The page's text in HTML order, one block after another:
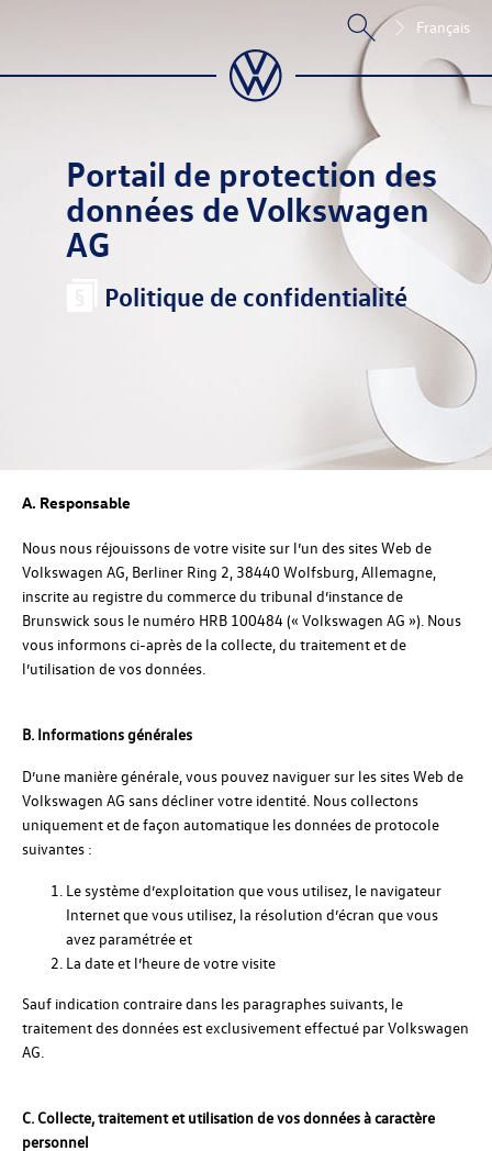
Français
Portail de protection des
données de Volkswagen
AG
Politique de confidentialité
A. Responsable
Nous nous réjouissons de votre visite sur l’un des sites Web de
Volkswagen AG, Berliner Ring 2, 38440 Wolfsburg, Allemagne,
inscrite au registre du commerce du tribunal d’instance de
Brunswick sous le numéro HRB 100484 (« Volkswagen AG »). Nous
vous informons ci-après de la collecte, du traitement et de
l’utilisation de vos données.
B. Informations générales
D’une manière générale, vous pouvez naviguer sur les sites Web de
Volkswagen AG sans décliner votre identité. Nous collectons
uniquement et de façon automatique les données de protocole
suivantes :
Le système d’exploitation que vous utilisez, le navigateur
Internet que vous utilisez, la résolution d’écran que vous
avez paramétrée et
La date et l’heure de votre visite
Sauf indication contraire dans les paragraphes suivants, le
traitement des données est exclusivement effectué par Volkswagen
AG.
C. Collecte, traitement et utilisation de vos données à caractère
personnel